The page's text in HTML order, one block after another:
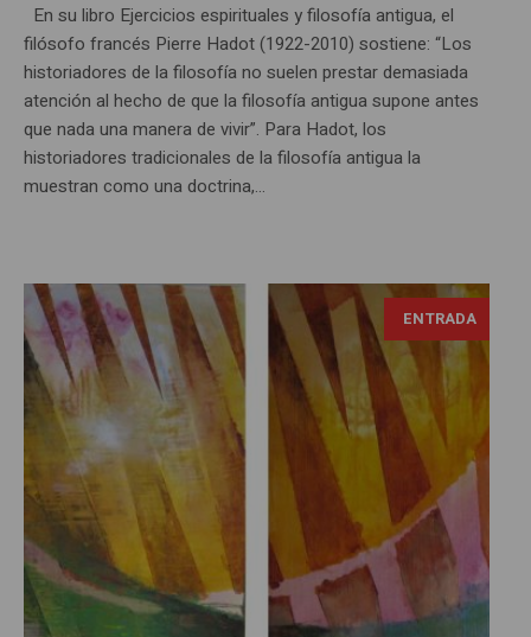
En su libro Ejercicios espirituales y filosofía antigua, el
filósofo francés Pierre Hadot (1922-2010) sostiene: “Los
historiadores de la filosofía no suelen prestar demasiada
atención al hecho de que la filosofía antigua supone antes
que nada una manera de vivir”. Para Hadot, los
historiadores tradicionales de la filosofía antigua la
muestran como una doctrina,...
ENTRADA